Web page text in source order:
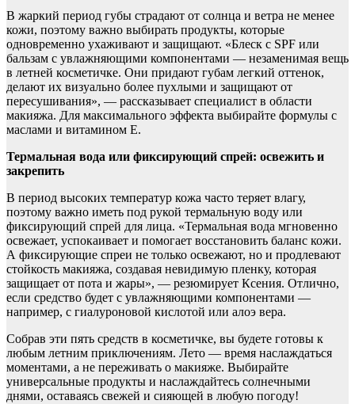
В жаркий период губы страдают от солнца и ветра не менее
кожи, поэтому важно выбирать продукты, которые
одновременно ухаживают и защищают. «Блеск с SPF или
бальзам с увлажняющими компонентами — незаменимая вещь
в летней косметичке. Они придают губам легкий оттенок,
делают их визуально более пухлыми и защищают от
пересушивания», — рассказывает специалист в области
макияжа. Для максимального эффекта выбирайте формулы с
маслами и витамином Е.
Термальная вода или фиксирующий спрей: освежить и
закрепить
В период высоких температур кожа часто теряет влагу,
поэтому важно иметь под рукой термальную воду или
фиксирующий спрей для лица. «Термальная вода мгновенно
освежает, успокаивает и помогает восстановить баланс кожи.
А фиксирующие спреи не только освежают, но и продлевают
стойкость макияжа, создавая невидимую пленку, которая
защищает от пота и жары», — резюмирует Ксения. Отлично,
если средство будет с увлажняющими компонентами —
например, с гиалуроновой кислотой или алоэ вера.
Собрав эти пять средств в косметичке, вы будете готовы к
любым летним приключениям. Лето — время наслаждаться
моментами, а не переживать о макияже. Выбирайте
универсальные продукты и наслаждайтесь солнечными
днями, оставаясь свежей и сияющей в любую погоду!